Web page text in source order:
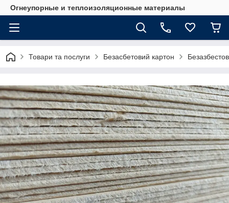
Огнеупорные и теплоизоляционные материалы
Товари та послуги Безасбетовий картон